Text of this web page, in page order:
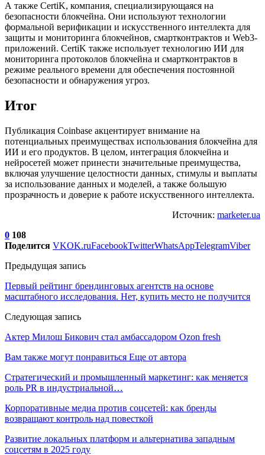
А также CertiK, компания, специализирующаяся на
безопасности блокчейна. Они используют технологии
формальной верификации и искусственного интеллекта для
защиты и мониторинга блокчейнов, смартконтрактов и Web3-
приложений. CertiK также использует технологию ИИ для
мониторинга протоколов блокчейна и смартконтрактов в
режиме реального времени для обеспечения постоянной
безопасности и обнаружения угроз.
Итог
Публикация Coinbase акцентирует внимание на
потенциальных преимуществах использования блокчейна для
ИИ и его продуктов. В целом, интеграция блокчейна и
нейросетей может принести значительные преимущества,
включая улучшение целостности данных, стимулы и выплаты
за использование данных и моделей, а также большую
прозрачность и доверие к работе искусственного интеллекта.
Источник: marketer.ua
0 108
Поделится VKOK.ruFacebookTwitterWhatsAppTelegramViber
Предыдущая запись
Первый рейтинг брендинговых агентств на основе
масштабного исследования. Нет, купить место не получится
Следующая запись
Актер Милош Бикович стал амбассадором Ozon fresh
Вам также могут понравиться Еще от автора
Стратегический и промышленный маркетинг: как меняется
роль PR в индустриальной…
Корпоративные медиа против соцсетей: как бренды
возвращают контроль над повесткой
Развитие локальных платформ и альтернатива западным
соцсетям в 2025 году